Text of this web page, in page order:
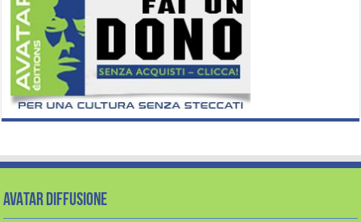
AVATAR Diffusione